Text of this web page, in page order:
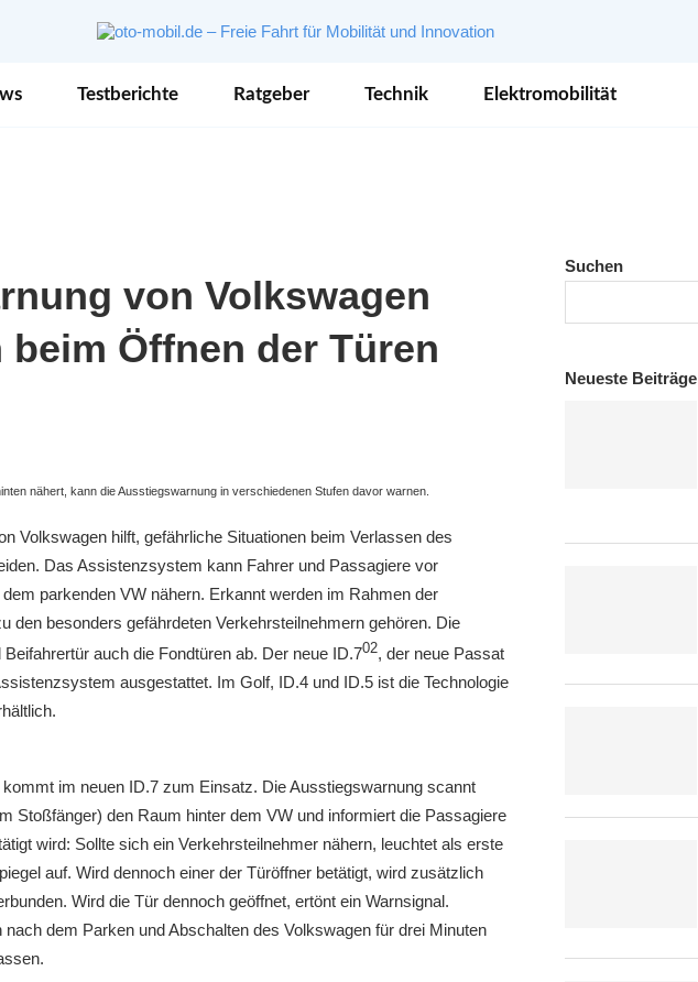
Testberichte Ratgeber Technik Elektromobilität
von Volkswagen
Öffnen der Türen
nähert, kann die Ausstiegswarnung in verschiedenen Stufen davor warnen.
Volkswagen hilft, gefährliche Situationen beim Verlassen des
Das Assistenzsystem kann Fahrer und Passagiere vor
parkenden VW nähern. Erkannt werden im Rahmen der
den besonders gefährdeten Verkehrsteilnehmern gehören. Die
auch die Fondtüren ab. Der neue ID.702, der neue Passat
ausgestattet. Im Golf, ID.4 und ID.5 ist die Technologie
im neuen ID.7 zum Einsatz. Die Ausstiegswarnung scannt
Stoßfänger) den Raum hinter dem VW und informiert die Passagiere
wird: Sollte sich ein Verkehrsteilnehmer nähern, leuchtet als erste
auf. Wird dennoch einer der Türöffner betätigt, wird zusätzlich
Wird die Tür dennoch geöffnet, ertönt ein Warnsignal.
dem Parken und Abschalten des Volkswagen für drei Minuten
Suchen
Neueste Beiträge